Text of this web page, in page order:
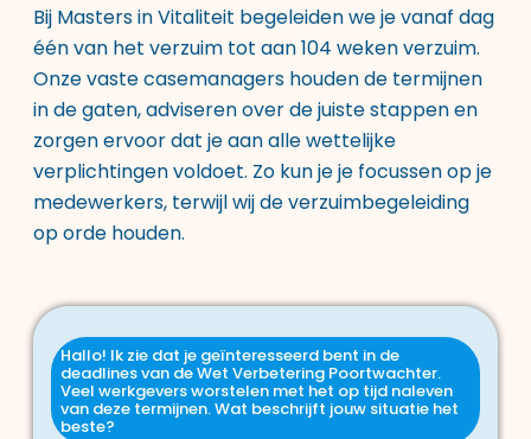
Bij Masters in Vitaliteit begeleiden we je vanaf dag
één van het verzuim tot aan 104 weken verzuim.
Onze vaste casemanagers houden de termijnen
in de gaten, adviseren over de juiste stappen en
zorgen ervoor dat je aan alle wettelijke
verplichtingen voldoet. Zo kun je je focussen op je
medewerkers, terwijl wij de verzuimbegeleiding
op orde houden.
Hallo! Ik zie dat je geïnteresseerd bent in de
deadlines van de Wet Verbetering Poortwachter.
Veel werkgevers worstelen met het op tijd naleven
van deze termijnen. Wat beschrijft jouw situatie het
beste?